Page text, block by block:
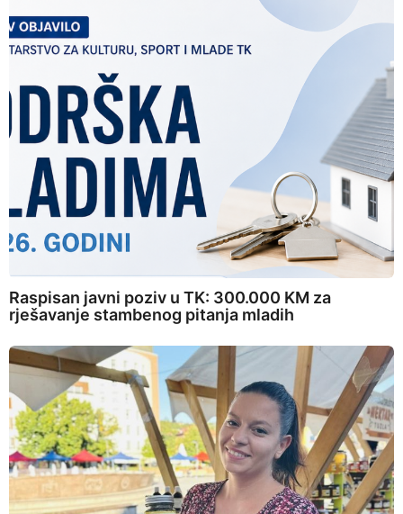
Raspisan javni poziv u TK: 300.000 KM za
rješavanje stambenog pitanja mladih